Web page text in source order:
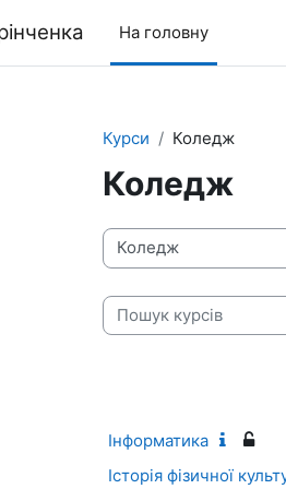
На головну
Курси Коледж
Коледж
Категорії курсів
Пошук курсів
Інформатика
Історія фізичної